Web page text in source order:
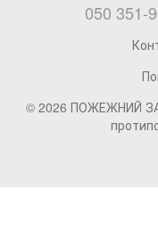
050 351-
© 2026 ПОЖЕЖНИЙ